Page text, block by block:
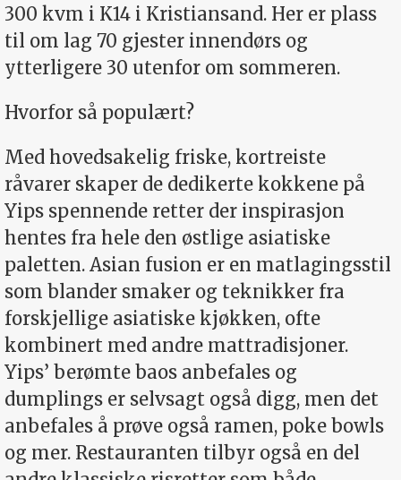
300 kvm i K14 i Kristiansand. Her er plass
til om lag 70 gjester innendørs og
ytterligere 30 utenfor om sommeren.
Hvorfor så populært?
Med hovedsakelig friske, kortreiste
råvarer skaper de dedikerte kokkene på
Yips spennende retter der inspirasjon
hentes fra hele den østlige asiatiske
paletten. Asian fusion er en matlagingsstil
som blander smaker og teknikker fra
forskjellige asiatiske kjøkken, ofte
kombinert med andre mattradisjoner.
Yips’ berømte baos anbefales og
dumplings er selvsagt også digg, men det
anbefales å prøve også ramen, poke bowls
og mer. Restauranten tilbyr også en del